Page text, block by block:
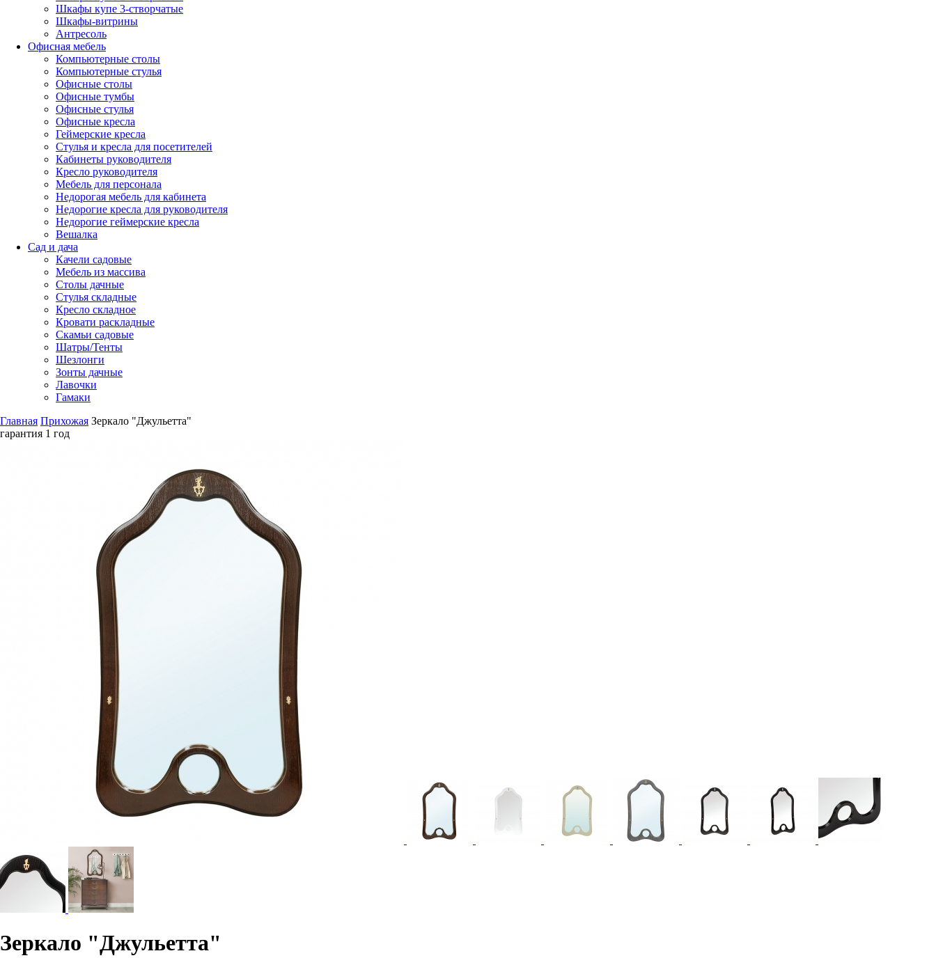
Шкафы купе 3-створчатые
Шкафы-витрины
Антресоль
Офисная мебель
Компьютерные столы
Компьютерные стулья
Офисные столы
Офисные тумбы
Офисные стулья
Офисные кресла
Геймерские кресла
Стулья и кресла для посетителей
Кабинеты руководителя
Кресло руководителя
Мебель для персонала
Недорогая мебель для кабинета
Недорогие кресла для руководителя
Недорогие геймерские кресла
Вешалка
Сад и дача
Качели садовые
Мебель из массива
Столы дачные
Стулья складные
Кресло складное
Кровати раскладные
Скамьи садовые
Шатры/Тенты
Шезлонги
Зонты дачные
Лавочки
Гамаки
Главная Прихожая Зеркало "Джульетта"
гарантия 1 год
Зеркало "Джульетта"